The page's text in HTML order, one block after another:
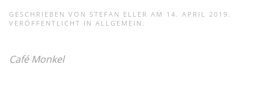
GESCHRIEBEN VON STEFAN ELLER AM 14. APRIL 2019
VERÖFFENTLICHT IN ALLGEMEIN
Café Monkel